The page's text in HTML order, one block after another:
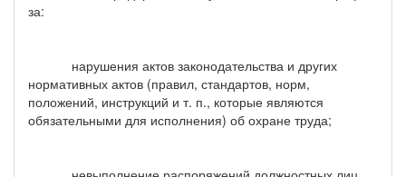
за:
нарушения актов законодательства и других
нормативных актов (правил, стандартов, норм,
положений, инструкций и т. п., которые являются
обязательными для исполнения) об охране труда;